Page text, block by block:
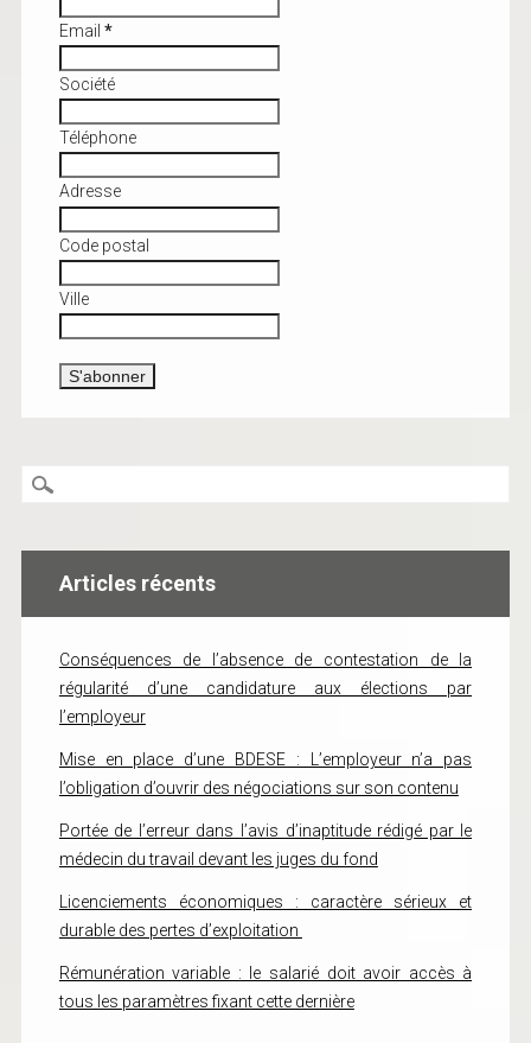
Email *
Société
Téléphone
Adresse
Code postal
Ville
Articles récents
Conséquences de l’absence de contestation de la
régularité d’une candidature aux élections par
l’employeur
Mise en place d’une BDESE : L’employeur n’a pas
l’obligation d’ouvrir des négociations sur son contenu
Portée de l’erreur dans l’avis d’inaptitude rédigé par le
médecin du travail devant les juges du fond
Licenciements économiques : caractère sérieux et
durable des pertes d’exploitation
Rémunération variable : le salarié doit avoir accès à
tous les paramètres fixant cette dernière